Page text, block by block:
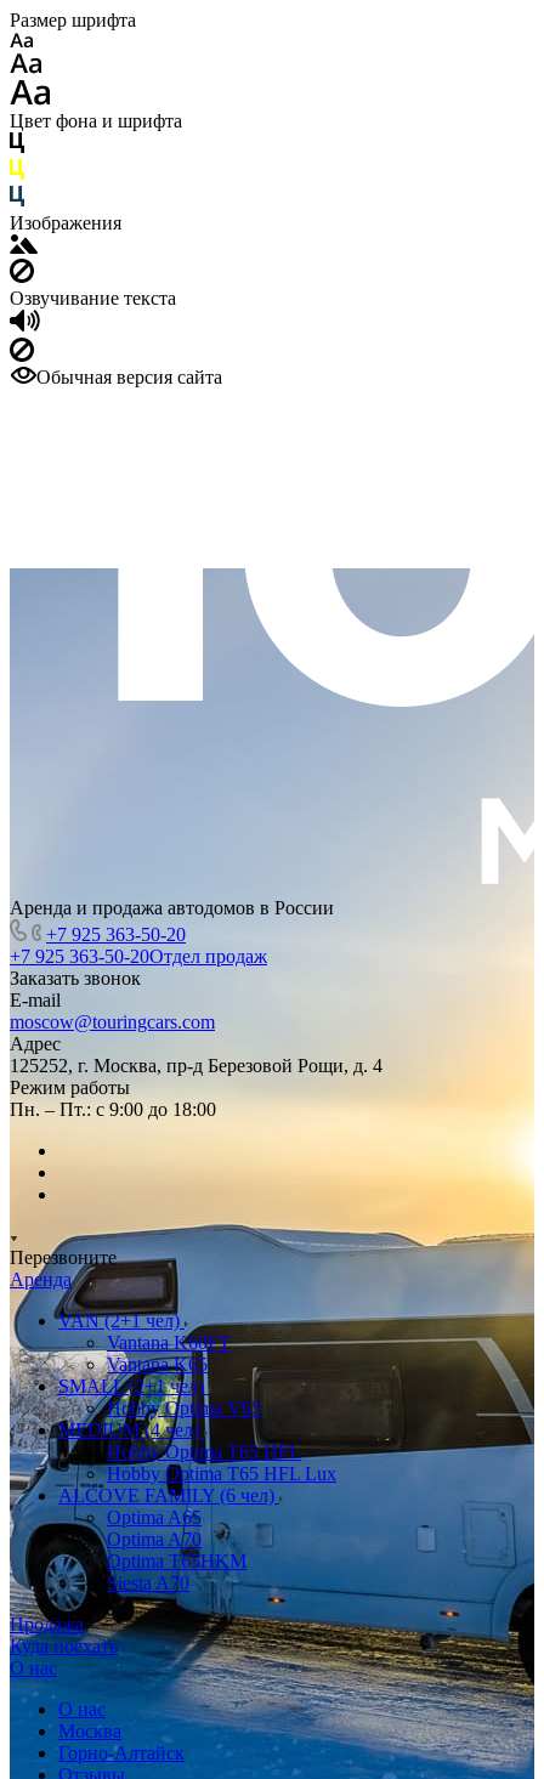
Размер шрифта
Цвет фона и шрифта
Изображения
Озвучивание текста
Обычная версия сайта
Аренда и продажа автодомов в России
+7 925 363-50-20
+7 925 363-50-20Отдел продаж
Заказать звонок
E-mail
moscow@touringcars.com
Адрес
125252, г. Москва, пр-д Березовой Рощи, д. 4
Режим работы
Пн. – Пт.: с 9:00 до 18:00
Перезвоните
Аренда
VAN (2+1 чел)
Vantana K60FT
Vantana K65
SMALL (2+1 чел)
Hobby Optima V65
MEDIUM (4 чел)
Hobby Optima T65 HFL
Hobby Optima T65 HFL Lux
ALCOVE FAMILY (6 чел)
Optima A65
Optima A70
Optima T65HKM
Siesta A70
Продажа
Куда поехать
О нас
О нас
Москва
Горно-Алтайск
Отзывы